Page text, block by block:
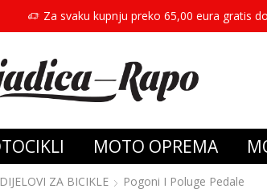
Za svaku kupnju preko 65,00 eura gratis
MOTO OPREMA
DIJELOVI ZA BICIKLE Pogoni I Poluge Pedale